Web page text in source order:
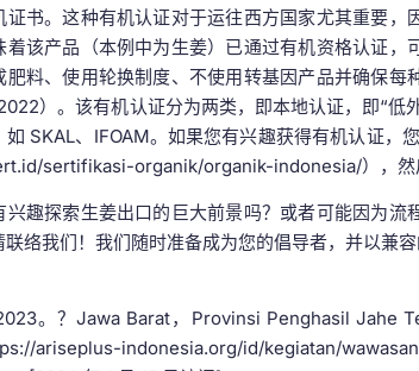
证书。这种有机认证对于运往西方国家尤其重要，
着该产品（本例中为生姜）已通过有机资格认证，
肥料、使用轮换制度、不使用转基因产品并确保每
）。该有机认证分为两类，即本地认证，即“低
如 SKAL、IFOAM。如果您有兴趣获得有机认证，
sertifikasi-organik/organik-indonesia/），然
兴趣探索生姜出口的巨大前景吗？或者可能因为流
络我们！我们随时准备成为您的倡导者，并以兼容
。？Jawa Barat，Provinsi Penghasil Jahe
ariseplus-indonesia.org/id/kegiatan/